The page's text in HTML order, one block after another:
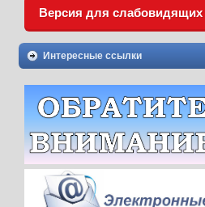
Версия для слабовидящих
Интересные ссылки